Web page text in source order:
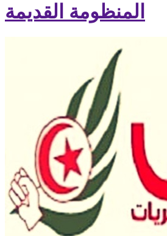
المنظومة القديمة